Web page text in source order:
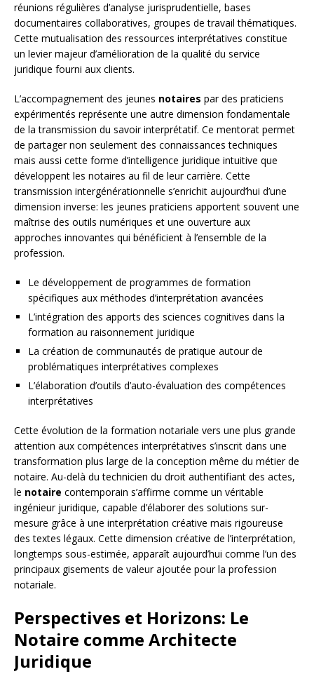
réunions régulières d’analyse jurisprudentielle, bases
documentaires collaboratives, groupes de travail thématiques.
Cette mutualisation des ressources interprétatives constitue
un levier majeur d’amélioration de la qualité du service
juridique fourni aux clients.
L’accompagnement des jeunes notaires par des praticiens
expérimentés représente une autre dimension fondamentale
de la transmission du savoir interprétatif. Ce mentorat permet
de partager non seulement des connaissances techniques
mais aussi cette forme d’intelligence juridique intuitive que
développent les notaires au fil de leur carrière. Cette
transmission intergénérationnelle s’enrichit aujourd’hui d’une
dimension inverse: les jeunes praticiens apportent souvent une
maîtrise des outils numériques et une ouverture aux
approches innovantes qui bénéficient à l’ensemble de la
profession.
Le développement de programmes de formation
spécifiques aux méthodes d’interprétation avancées
L’intégration des apports des sciences cognitives dans la
formation au raisonnement juridique
La création de communautés de pratique autour de
problématiques interprétatives complexes
L’élaboration d’outils d’auto-évaluation des compétences
interprétatives
Cette évolution de la formation notariale vers une plus grande
attention aux compétences interprétatives s’inscrit dans une
transformation plus large de la conception même du métier de
notaire. Au-delà du technicien du droit authentifiant des actes,
le notaire contemporain s’affirme comme un véritable
ingénieur juridique, capable d’élaborer des solutions sur-
mesure grâce à une interprétation créative mais rigoureuse
des textes légaux. Cette dimension créative de l’interprétation,
longtemps sous-estimée, apparaît aujourd’hui comme l’un des
principaux gisements de valeur ajoutée pour la profession
notariale.
Perspectives et Horizons: Le
Notaire comme Architecte
Juridique